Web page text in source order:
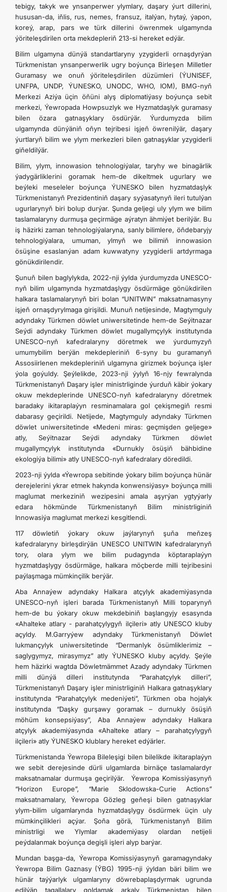
tebigy, takyk we ynsanperwer ylymlary, daşary ýurt dillerini,
hususan-da, iňlis, rus, nemes, fransuz, italýan, hytaý, ýapon,
koreý, arap, pars we türk dillerini öwrenmek ulgamynda
ýöriteleşdirilen orta mekdepleriň 213-si hereket edýär.
Bilim ulgamyna dünýä standartlaryny yzygiderli ornaşdyrýan
Türkmenistan ynsanperwerlik ugry boýunça Birleşen Milletler
Guramasy we onuň ýöriteleşdirilen düzümleri (ÝUNISEF,
UNFPA, UNDP, ÝUNESKO, UNODC, WHO, IOM), BMG-nyň
Merkezi Aziýa üçin öňüni alyş diplomatiýasy boýunça sebit
merkezi, Ýewropada Howpsuzlyk we Hyzmatdaşlyk guramasy
bilen özara gatnaşyklary ösdürýär. Ýurdumyzda bilim
ulgamynda dünýäniň oňyn tejribesi işjeň öwrenilýär, daşary
ýurtlaryň bilim we ylym merkezleri bilen gatnaşyklar yzygiderli
giňeldilýär.
Bilim, ylym, innowasion tehnologiýalar, taryhy we binagärlik
ýadygärliklerini goramak hem-de dikeltmek ugurlary we
beýleki meseleler boýunça ÝUNESKO bilen hyzmatdaşlyk
Türkmenistanyň Prezidentiniň daşary syýasatynyň ileri tutulýan
ugurlarynyň biri bolup durýar. Şunda geljegi uly ylym we bilim
taslamalaryny durmuşa geçirmäge aýratyn ähmiýet berilýär. Bu
iş häzirki zaman tehnologiýalaryna, sanly bilimlere, öňdebaryjy
tehnologiýalara, umuman, ylmyň we bilimiň innowasion
ösüşine esaslanýan adam kuwwatyny yzygiderli artdyrmaga
gönükdirilendir.
Şunuň bilen baglylykda, 2022-nji ýylda ýurdumyzda UNESCO-
nyň bilim ulgamynda hyzmatdaşlygy ösdürmäge gönükdirilen
halkara taslamalarynyň biri bolan “UNITWIN” maksatnamasyny
işjeň ornaşdyrylmaga girişildi. Munuň netijesinde, Magtymguly
adyndaky Türkmen döwlet uniwersitetinde hem-de Seýitnazar
Seýdi adyndaky Türkmen döwlet mugallymçylyk institutynda
UNESCO-nyň kafedralaryny döretmek we ýurdumyzyň
umumybilim berýän mekdepleriniň 6-syny bu guramanyň
Assosiirlenen mekdepleriniň ulgamyna girizmek boýunça işler
ýola goýuldy. Şeýlelikde, 2023-nji ýylyň 16-njy fewralynda
Türkmenistanyň Daşary işler ministrliginde ýurduň käbir ýokary
okuw mekdeplerinde UNESCO-nyň kafedralaryny döretmek
baradaky ikitaraplaýyn resminamalara gol çekişmegiň resmi
dabarasy geçirildi. Netijede, Magtymguly adyndaky Türkmen
döwlet uniwersitetinde «Medeni miras: geçmişden geljege»
atly, Seýitnazar Seýdi adyndaky Türkmen döwlet
mugallymçylyk institutynda «Durnukly ösüşiň bähbidine
ekologiýa bilimi» atly UNESCO-nyň kafedralary döredildi.
2023-nji ýylda «Ýewropa sebitinde ýokary bilim boýunça hünär
derejelerini ykrar etmek hakynda konwensiýasy» boýunça milli
maglumat merkeziniň wezipesini amala aşyrýan ygtyýarly
edara hökmünde Türkmenistanyň Bilim ministrliginiň
Innowasiýa maglumat merkezi kesgitlendi.
117 döwletiň ýokary okuw jaýlarynyň şuňa meňzeş
kafedralaryny birleşdirýän UNESCO UNITWIN kafedralarynyň
tory, olara ylym we bilim pudagynda köptaraplaýyn
hyzmatdaşlygy ösdürmäge, halkara möçberde milli tejribesini
paýlaşmaga mümkinçilik berýär.
Aba Annaýew adyndaky Halkara atçylyk akademiýasynda
UNESCO-nyň işleri barada Türkmenistanyň Milli toparynyň
hem-de bu ýokary okuw mekdebiniň başlangyjy esasynda
«Ahalteke atlary - parahatçylygyň ilçileri» atly UNESCO kluby
açyldy. M.Garryýew adyndaky Türkmenistanyň Döwlet
lukmançylyk uniwersitetinde “Dermanlyk ösümliklerimiz –
saglygymyz, mirasymyz” atly ÝUNESKO kluby açyldy. Şeýle
hem häzirki wagtda Döwletmämmet Azady adyndaky Türkmen
milli dünýä dilleri institutynda “Parahatçylyk dilleri”,
Türkmenistanyň Daşary işler ministrliginiň Halkara gatnaşyklary
institutynda “Parahatçylyk medeniýeti”, Türkmen oba hojalyk
institutynda “Daşky gurşawy goramak – durnukly ösüşiň
möhüm konsepsiýasy”, Aba Annaýew adyndaky Halkara
atçylyk akademiýasynda «Ahalteke atlary – parahatçylygyň
ilçileri» atly ÝUNESKO klublary hereket edýärler.
Türkmenistanda Ýewropa Bileleşigi bilen bilelikde ikitaraplaýyn
we sebit derejesinde dürli ulgamlarda birnäçe taslamalardyr
maksatnamalar durmuşa geçirilýär. Ýewropa Komissiýasynyň
“Horizon Europe”, “Marie Sklodowska-Curie Actions”
maksatnamalary, Ýewropa Gözleg geňeşi bilen gatnaşyklar
ylym-bilim ulgamlarynda hyzmatdaşlygy ösdürmek üçin uly
mümkinçilikleri açýar. Şoňa görä, Türkmenistanyň Bilim
ministrligi we Ylymlar akademiýasy olardan netijeli
peýdalanmak boýunça degişli işleri alyp barýar.
Mundan başga-da, Ýewropa Komissiýasynyň garamagyndaky
Ýewropa Bilim Gaznasy (ÝBG) 1995-nji ýyldan bäri bilim we
hünär taýýarlyk ulgamlaryny döwrebaplaşdyrmak ugrunda
edilýän tagallalary goldamak arkaly Türkmenistan bilen